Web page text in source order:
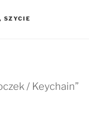
, SZYCIE
/ Keychain”